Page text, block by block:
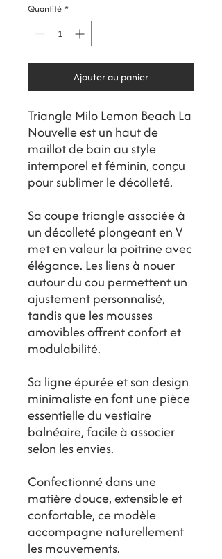
Quantité *
Ajouter au panier
Triangle Milo Lemon Beach La
Nouvelle est un haut de
maillot de bain au style
intemporel et féminin, conçu
pour sublimer le décolleté.
Sa coupe triangle associée à
un décolleté plongeant en V
met en valeur la poitrine avec
élégance. Les liens à nouer
autour du cou permettent un
ajustement personnalisé,
tandis que les mousses
amovibles offrent confort et
modulabilité.
Sa ligne épurée et son design
minimaliste en font une pièce
essentielle du vestiaire
balnéaire, facile à associer
selon les envies.
Confectionné dans une
matière douce, extensible et
confortable, ce modèle
accompagne naturellement
les mouvements.